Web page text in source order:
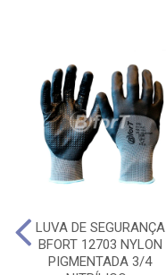
LUVA DE SEGURANÇA
BFORT 12703 NYLON
PIGMENTADA 3/4